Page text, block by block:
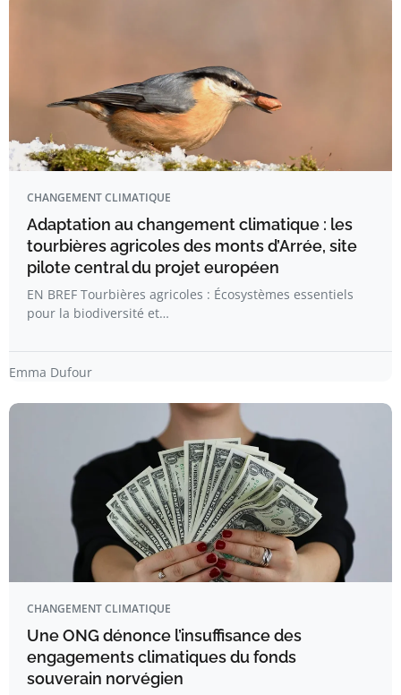
CHANGEMENT CLIMATIQUE
Adaptation au changement climatique : les
tourbières agricoles des monts d’Arrée, site
pilote central du projet européen
EN BREF Tourbières agricoles : Écosystèmes essentiels
pour la biodiversité et…
Emma Dufour
CHANGEMENT CLIMATIQUE
Une ONG dénonce l’insuffisance des
engagements climatiques du fonds
souverain norvégien